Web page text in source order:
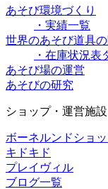
あそび環境づくり
・実績一覧
世界のあそび道具
・在庫状況表
あそび場の運営
あそびの研究
ショップ・運営施設
ボーネルンドショ
キドキド
プレイヴィル
ブログ一覧